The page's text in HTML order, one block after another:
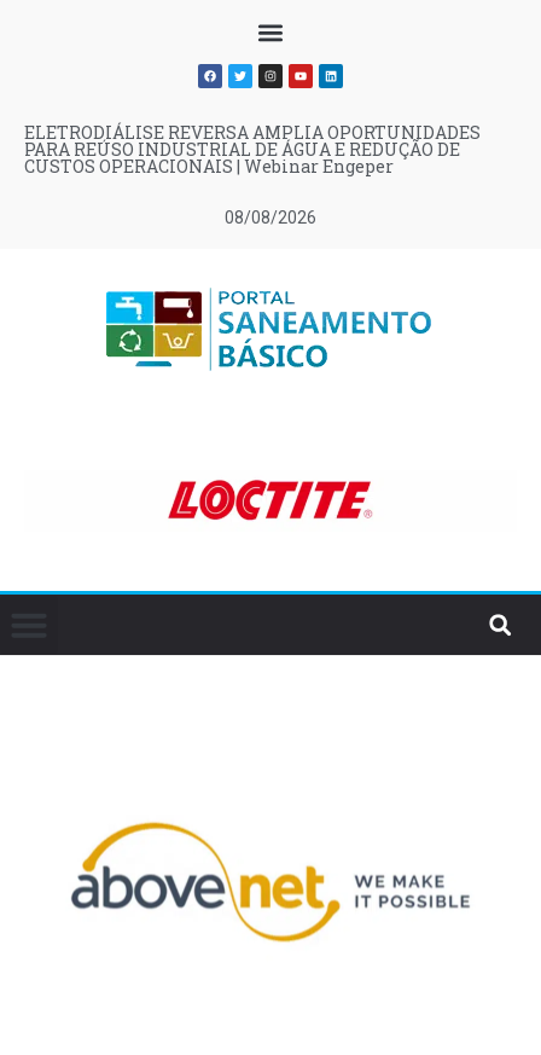
08/08/2026
ELETRODIÁLISE REVERSA AMPLIA OPORTUNIDADES
PARA REÚSO INDUSTRIAL DE ÁGUA E REDUÇÃO DE
CUSTOS OPERACIONAIS | Webinar Engeper